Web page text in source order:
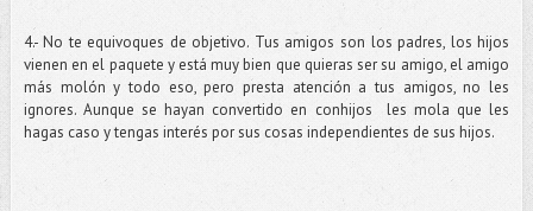
4.- No te equivoques de objetivo. Tus amigos son los padres, los hijos
vienen en el paquete y está muy bien que quieras ser su amigo, el amigo
más molón y todo eso, pero presta atención a tus amigos, no les
ignores. Aunque se hayan convertido en conhijos les mola que les
hagas caso y tengas interés por sus cosas independientes de sus hijos.